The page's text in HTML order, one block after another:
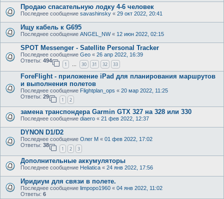
Продаю спасательную лодку 4-6 человек
Последнее сообщение savashinsky « 29 окт 2022, 20:41
Ищу кабель к G695
Последнее сообщение ANGEL_NW« 12 июн 2022, 02:15
SPOT Messenger - Satellite Personal Tracker
Последнее сообщение Geo « 26 апр 2022, 16:39
Ответы: 494
1 … 30 31 32 33
ForeFlight - приложение iPad для планирования маршрутов
и выполнения полетов
Последнее сообщение Flightplan_ops « 20 мар 2022, 11:25
Ответы: 29
1 2
замена транспондера Garmin GTX 327 на 328 или 330
Последнее сообщение diaero « 21 фев 2022, 12:37
DYNON D1/D2
Последнее сообщение Олег М « 01 фев 2022, 17:02
Ответы: 38
1 2 3
Дополнительные аккумуляторы
Последнее сообщение Heliatica « 24 янв 2022, 17:56
Иридиум для связи в полете.
Последнее сообщение limpopo1960 « 04 янв 2022, 11:02
Ответы: 6